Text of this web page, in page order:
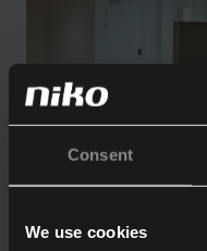
Consent
We use cookies